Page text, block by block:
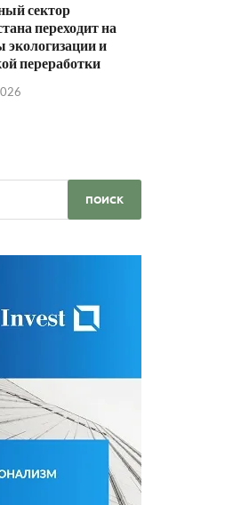
сектор
переходит на
экологизации и
переработки